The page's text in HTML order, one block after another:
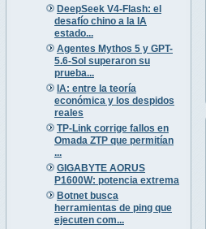
DeepSeek V4-Flash: el
desafío chino a la IA
estado...
Agentes Mythos 5 y GPT-
5.6-Sol superaron su
prueba...
IA: entre la teoría
económica y los despidos
reales
TP-Link corrige fallos en
Omada ZTP que permitían
...
GIGABYTE AORUS
P1600W: potencia extrema
Botnet busca
herramientas de ping que
ejecuten com...